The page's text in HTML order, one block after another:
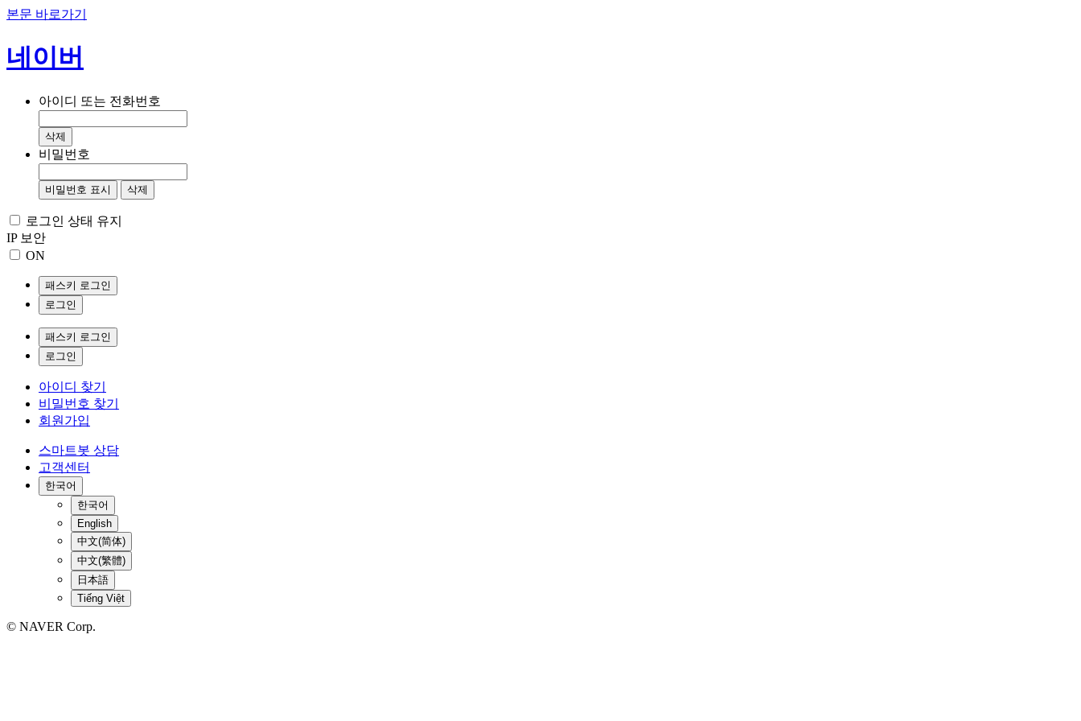
본문 바로가기
네이버
아이디 또는 전화번호
삭제
비밀번호
비밀번호 표시 삭제
로그인 상태 유지
IP 보안
ON
패스키 로그인
로그인
패스키 로그인
로그인
아이디 찾기
비밀번호 찾기
회원가입
스마트봇 상담
고객센터
한국어
한국어
English
中文(简体)
中文(繁體)
日本語
Tiếng Việt
© NAVER Corp.